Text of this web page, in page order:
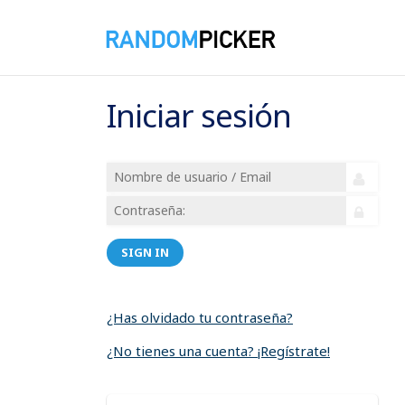
Iniciar sesión
SIGN IN
¿Has olvidado tu contraseña?
¿No tienes una cuenta? ¡Regístrate!